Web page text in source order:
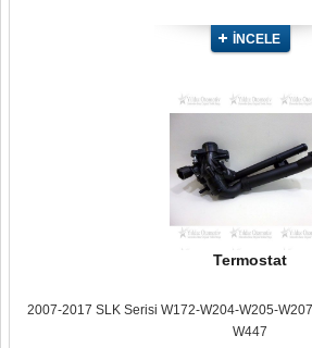
İNCELE
Termostat
2007-2017 SLK Serisi W172-W204-W205-
W447